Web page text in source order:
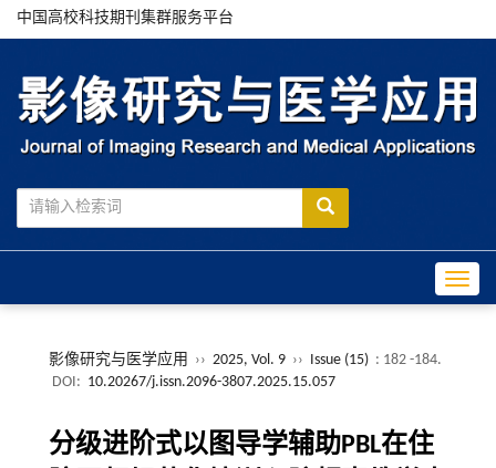
中国高校科技期刊集群服务平台
影像研究与医学应用 ›› 2025, Vol. 9 ›› Issue (15) : 182 -184.
DOI: 10.20267/j.issn.2096-3807.2025.15.057
分级进阶式以图导学辅助PBL在住